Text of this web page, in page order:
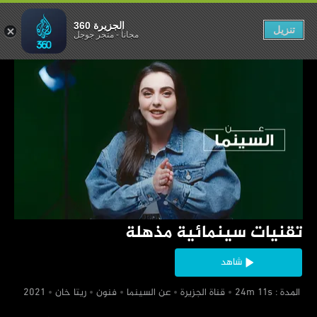
‏تقنيات سينمائية مذهلة
شاهد
‏ المدة : 24m 11s
‏قناة الجزيرة ‏عن السينما ‏فنون ‏ريتا خان
مذهلة
الجزيرة 360
مجاناً-متجر جوجل تنزيل